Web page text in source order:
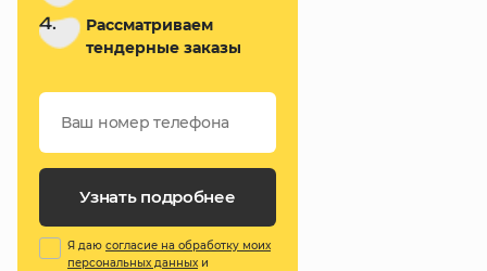
4.
Рассматриваем
тендерные заказы
Узнать подробнее
Я даю согласие на обработку моих
персональных данных и